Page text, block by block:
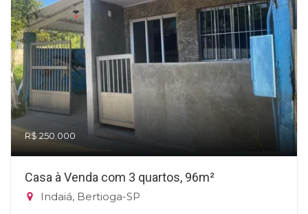
R$ 250.000
Casa à Venda com 3 quartos, 96m²
Indaiá, Bertioga-SP